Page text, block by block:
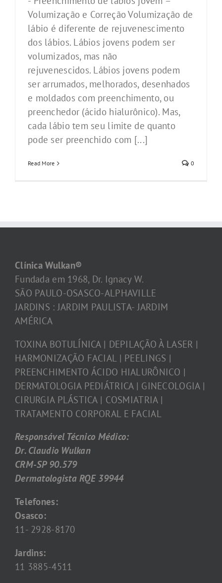
Volumização e Correção Volumização de
lábio é diferente de rejuvenescimento
dos lábios. Lábios jovens podem ser
volumizados, mas não
rejuvenescidos. Lábios jovens podem
ser arrumados, melhorados, desenhados
e moldados com preenchimento, ou
preenchedor (ácido hialurônico). Mas,
cada lábio tem seu limite de quanto
pode ser preenchido com [...]
Read More 0
Clínica Wulkan®
Fundada em 1968, Dr. Ignacy W.
SÃO PAULO-OSASCO-ALPHAVILLE
JARDINS : JARDIM PAULISTA- JARDIM
AMÉRICA
TOXINA BOTULÍNICA | DEPILAÇÃO À LASER |
HARMONIZAÇÃO FACIAL | PEELINGS |
PREENCHIMENTO ÁCIDO HIALURÔNICO |
DERMATOLOGIA PEDIÁTRICA | GINECOLOGIA |
CIRURGIA PLÁSTICA | COSMIATRIA |
TRATAMENTO CORPORAL E FACIAL
Responsável Técnico Médico:
Dr. Claudio Wulkan
CRM-SP 90.579
Dermatologista RQE 39944
Telefones:
Osasco:
11- 2928-8170
Jardins:
11 3885-4511